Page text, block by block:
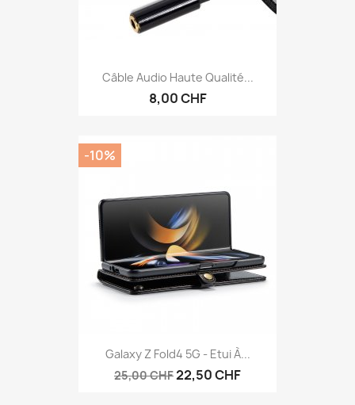
Câble Audio Haute Qualité...
8,00 CHF
Galaxy Z Fold4 5G - Etui À...
25,00 CHF22,50 CHF
-10%